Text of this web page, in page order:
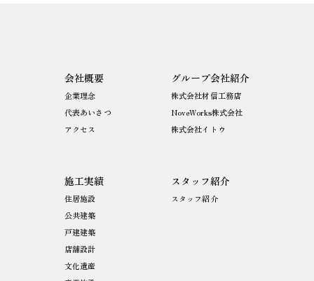
会社概要
企業理念
代表あいさつ
アクセス
グループ会社紹介
株式会社材信工務店
NoveWorks株式会社
株式会社イトウ
施工実績
住居施設
公共建築
戸建建築
店舗設計
文化遺産
スタッフ紹介
スタッフ紹介